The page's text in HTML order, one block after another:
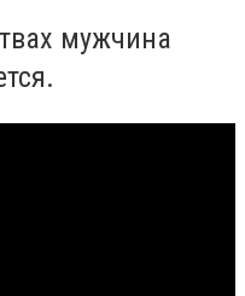
мужчина